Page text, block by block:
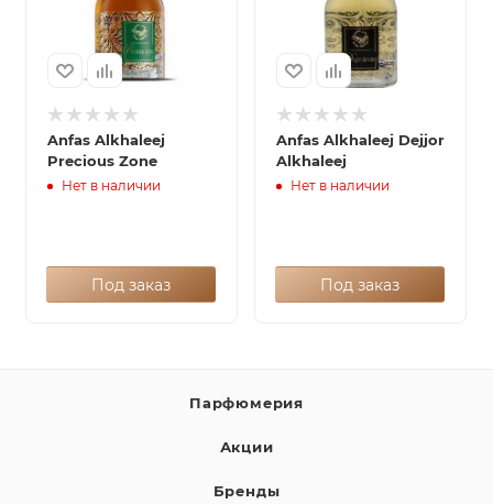
Anfas Alkhaleej
Precious Zone
Нет в наличии
Под заказ
Anfas Alkhaleej Dejjor
Alkhaleej
Нет в наличии
Под заказ
Парфюмерия
Акции
Бренды